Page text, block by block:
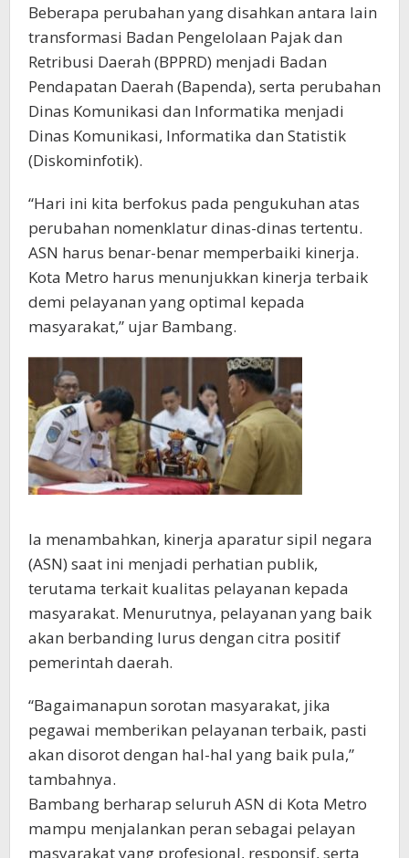
Beberapa perubahan yang disahkan antara lain
transformasi Badan Pengelolaan Pajak dan
Retribusi Daerah (BPPRD) menjadi Badan
Pendapatan Daerah (Bapenda), serta perubahan
Dinas Komunikasi dan Informatika menjadi
Dinas Komunikasi, Informatika dan Statistik
(Diskominfotik).
“Hari ini kita berfokus pada pengukuhan atas
perubahan nomenklatur dinas-dinas tertentu.
ASN harus benar-benar memperbaiki kinerja.
Kota Metro harus menunjukkan kinerja terbaik
demi pelayanan yang optimal kepada
masyarakat,” ujar Bambang.
Ia menambahkan, kinerja aparatur sipil negara
(ASN) saat ini menjadi perhatian publik,
terutama terkait kualitas pelayanan kepada
masyarakat. Menurutnya, pelayanan yang baik
akan berbanding lurus dengan citra positif
pemerintah daerah.
“Bagaimanapun sorotan masyarakat, jika
pegawai memberikan pelayanan terbaik, pasti
akan disorot dengan hal-hal yang baik pula,”
tambahnya.
Bambang berharap seluruh ASN di Kota Metro
mampu menjalankan peran sebagai pelayan
masyarakat yang profesional, responsif, serta